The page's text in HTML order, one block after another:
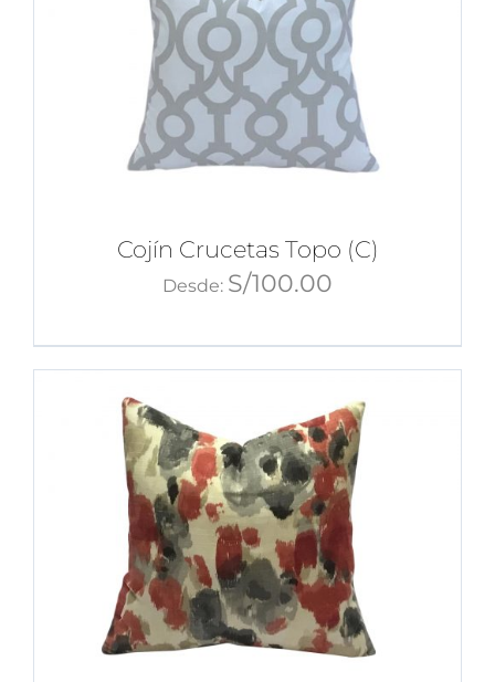
Cojín Crucetas Topo (C)
Desde: S/100.00